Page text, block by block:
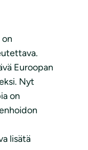
Euroopan
Nyt
on
lisätä